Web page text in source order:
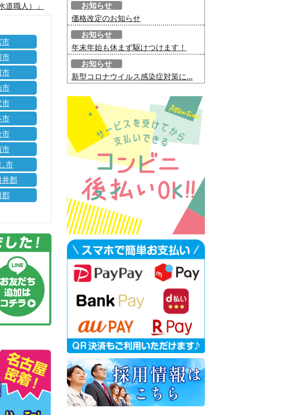
職人）」
市
市
市
市
市
市
市
市
市
井郡
郡
お知らせ
価格改定のお知らせ
お知らせ
年末年始も休まず駆けつけます！
お知らせ
新型コロナウイルス感染症対策に...